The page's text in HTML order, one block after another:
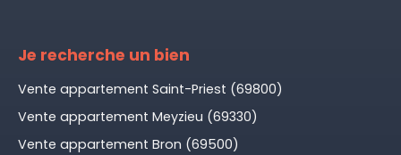
Je recherche un bien
Vente appartement Saint-Priest (69800)
Vente appartement Meyzieu (69330)
Vente appartement Bron (69500)